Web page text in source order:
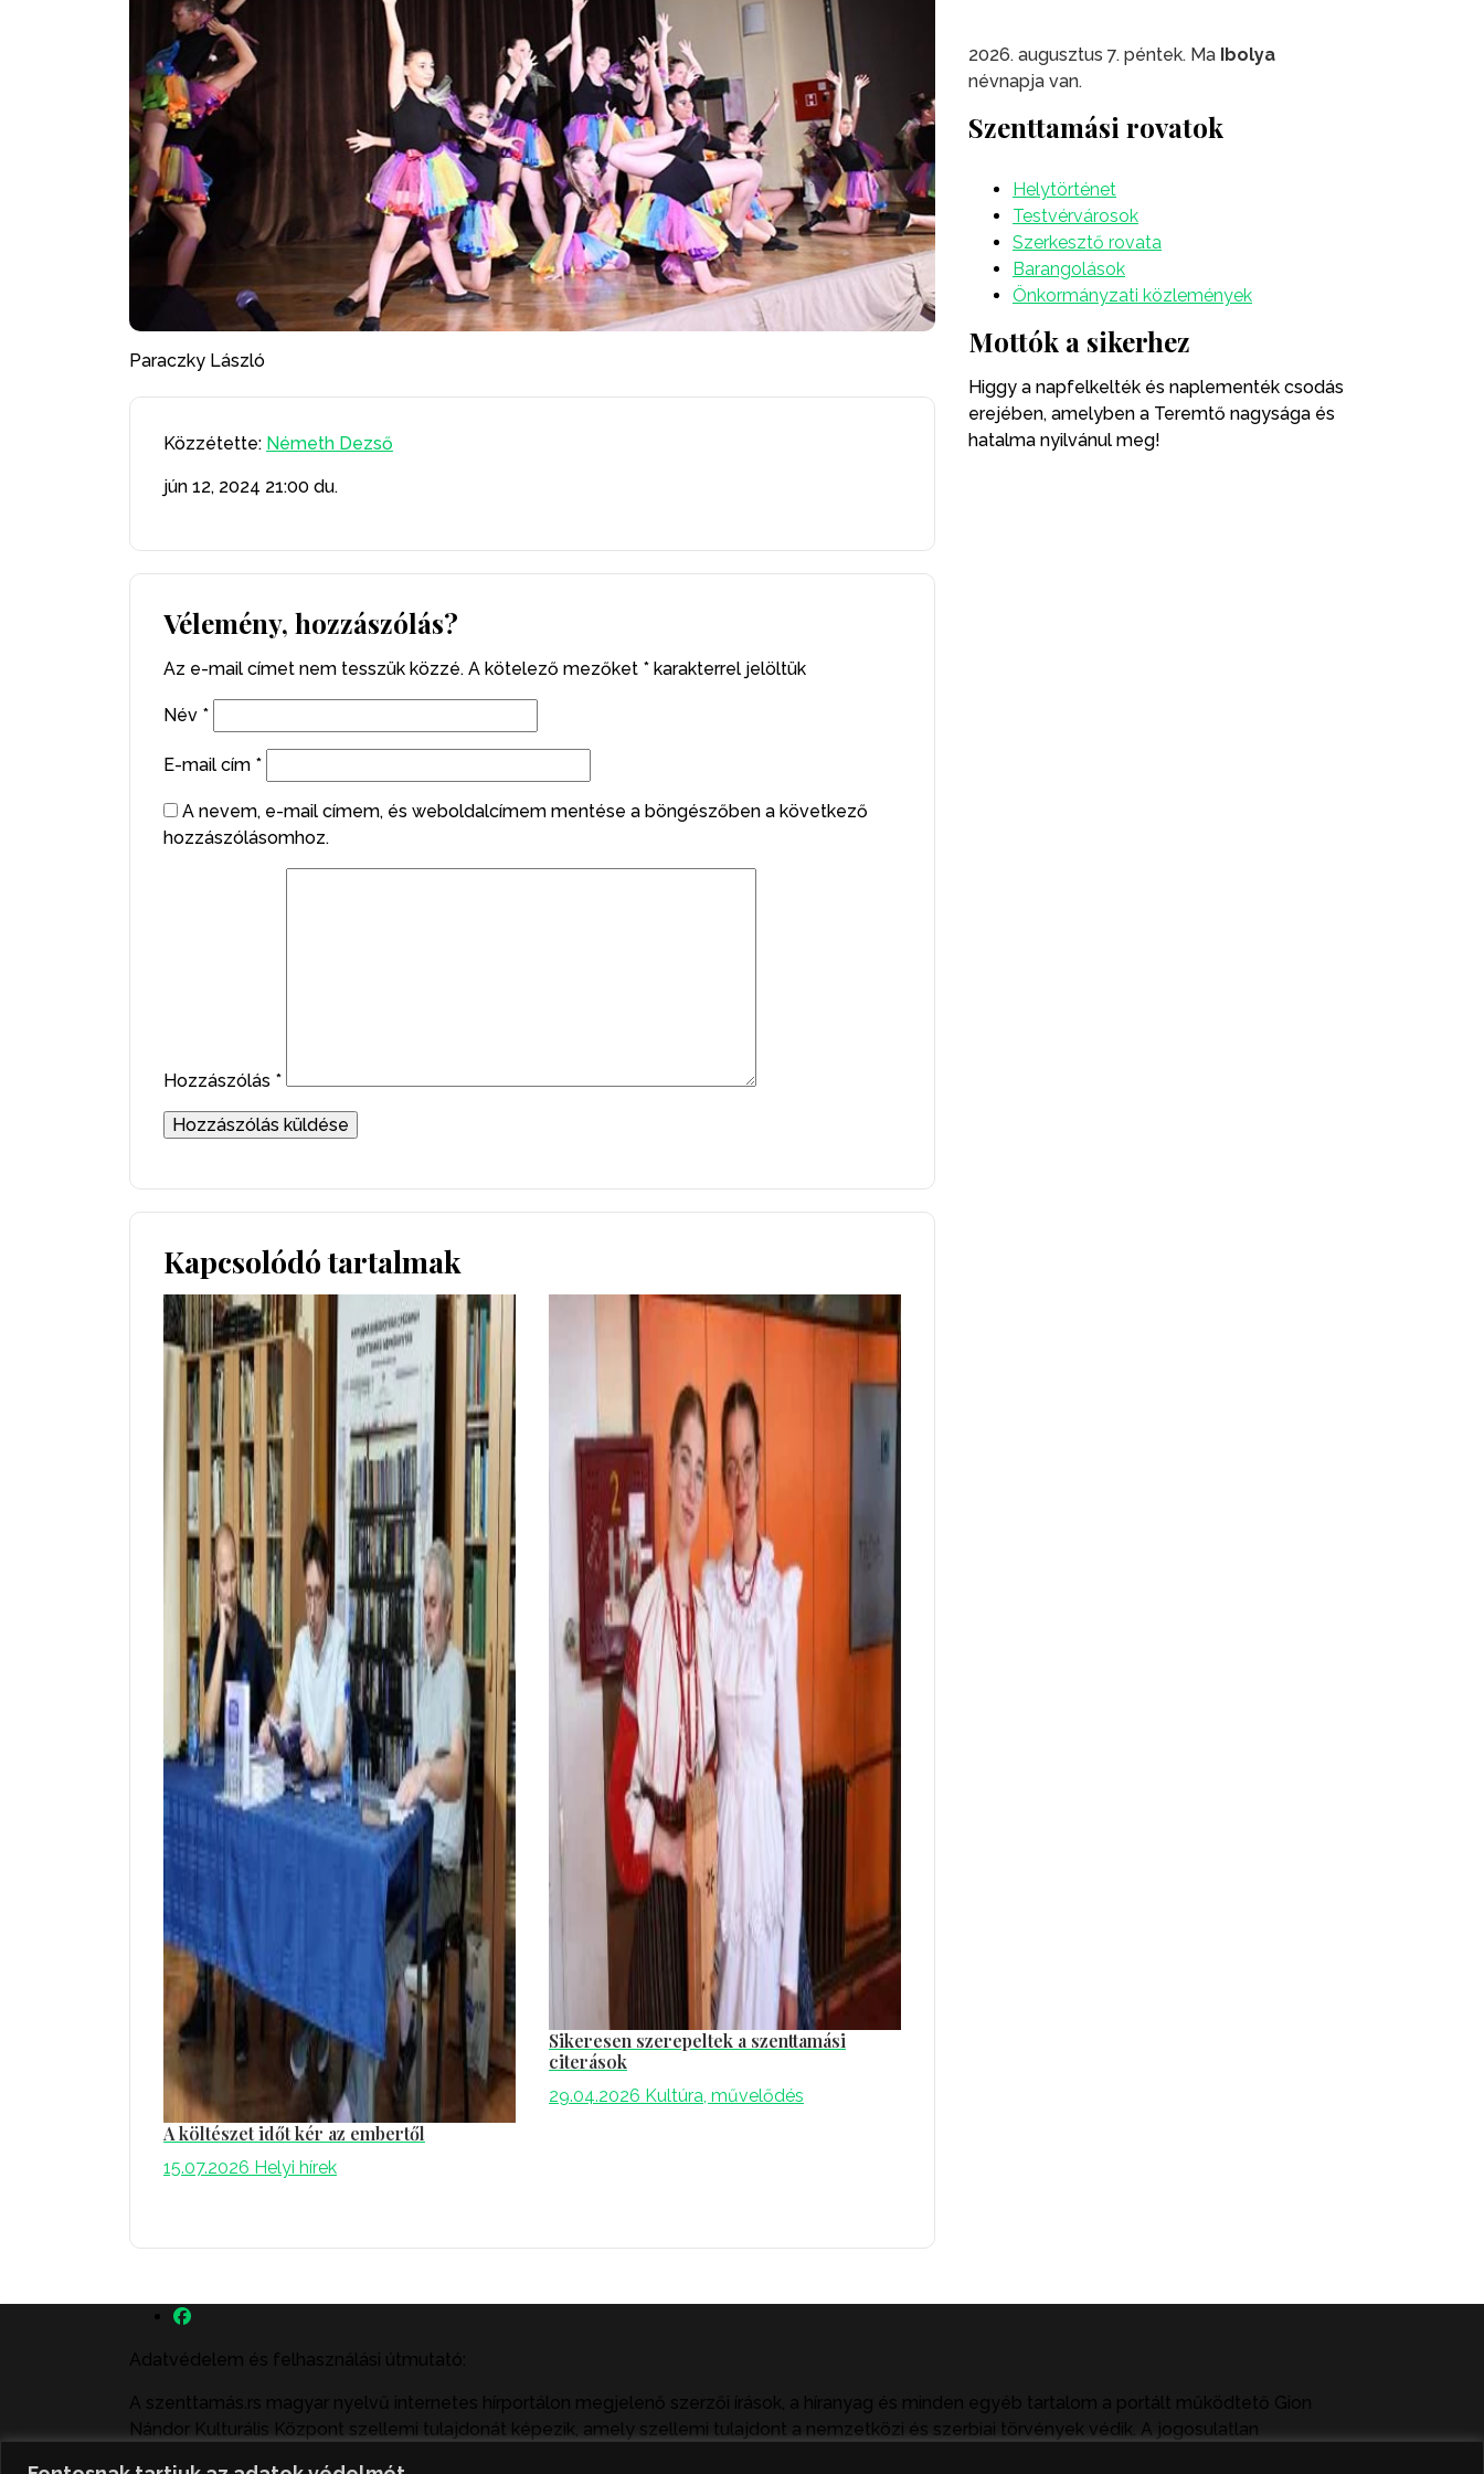
Paraczky László
Közzétette: Németh Dezső
jún 12, 2024 21:00 du.
Vélemény, hozzászólás?
Az e-mail címet nem tesszük közzé. A kötelező mezőket * karakterrel jelöltük
Név *
E-mail cím *
A nevem, e-mail címem, és weboldalcímem mentése a böngészőben a következő
hozzászólásomhoz.
Hozzászólás *
Kapcsolódó tartalmak
A költészet időt kér az embertől
15.07.2026 Helyi hírek
Sikeresen szerepeltek a szenttamási
citerások
29.04.2026 Kultúra, művelődés
2026. augusztus 7. péntek. Ma Ibolya
névnapja van.
Szenttamási rovatok
Helytörténet
Testvérvárosok
Szerkesztő rovata
Barangolások
Önkormányzati közlemények
Mottók a sikerhez
Higgy a napfelkelték és naplementék csodás
erejében, amelyben a Teremtő nagysága és
hatalma nyilvánul meg!
Adatvédelem és felhasználási útmutató:
A szenttamás.rs magyar nyelvű internetes hírportálon megjelenő szerzői írások, a híranyag és minden egyéb tartalom a portált működtető Gion
Nándor Kulturális Központ szellemi tulajdonát képezik, amely szellemi tulajdont a nemzetközi és szerbiai törvények védik. A jogosulatlan